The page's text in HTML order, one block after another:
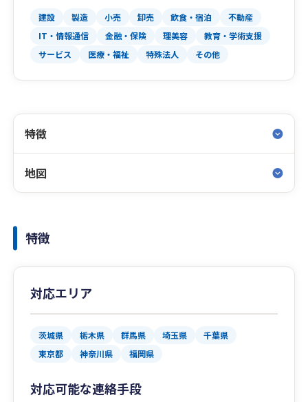
建設 製造 小売 卸売 飲食・宿泊
不動産
IT・情報通信
金融・保険 理美容
教育・学術支援
サービス
医療・福祉 特殊法人 その他
特徴
地図
特徴
対応エリア
茨城県 栃木県 群馬県 埼玉県
千葉県
東京都
神奈川県 福岡県
対応可能な連絡手段